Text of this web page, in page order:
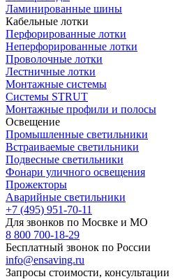
Ламинированные шины
Кабельные лотки
Перфорированные лотки
Неперфорированные лотки
Проволочные лотки
Лестничные лотки
Монтажные системы
Системы STRUT
Монтажные профили и полосы
Освещение
Промышленные светильники
Встраиваемые светильники
Подвесные светильники
Фонари уличного освещения
Прожекторы
Аварийные светильники
+7 (495) 951-70-11
Для звонков по Мосвке и МО
8 800 700-18-29
Бесплатный звонок по России
info@ensaving.ru
Запросы стоимости, консультации